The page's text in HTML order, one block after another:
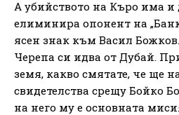
А убийството на Къро има и
елиминира опонент на
ясен знак към Васил
Черепа си идва от Дубай.
земя, какво смятате, че ще
свидетелства срещу Бойко
на него му е основната